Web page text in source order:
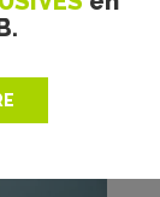
Ce procédé,
et autodérision
heureusement,
l’écueil de la
plus d’un au